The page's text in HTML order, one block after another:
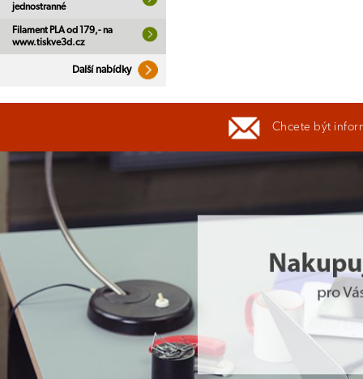
jednostranné
Filament PLA od 179,- na
www.tiskve3d.cz
Další nabídky
Chcete být